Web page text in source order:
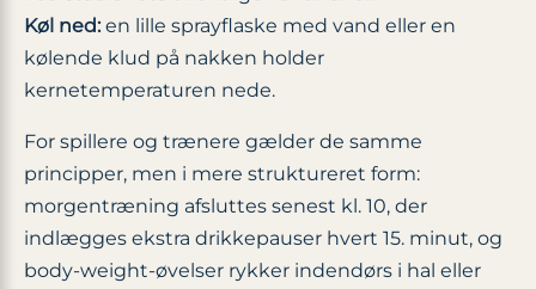
Køl ned:en lille sprayflaske med vand eller en
kølende klud på nakken holder
kernetemperaturen nede.
For spillere og trænere gælder de samme
principper, men i mere struktureret form:
morgentræning afsluttes senest kl. 10, der
indlægges ekstra drikkepauser hvert 15. minut, og
body-weight-øvelser rykker indendørs i hal eller